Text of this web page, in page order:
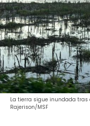
La tierra sigue inundada tras
Rajerison/MSF